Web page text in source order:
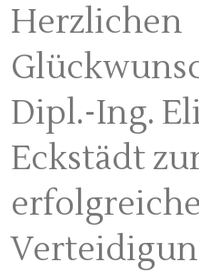
Herzlichen
Dipl.-Ing.
Eckstädt